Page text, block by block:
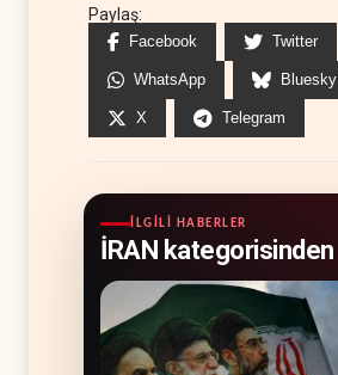
Paylaş:
Facebook Twitter
WhatsApp Bluesky
X Telegram
İLGILI HABERLER
İRAN kategorisinden